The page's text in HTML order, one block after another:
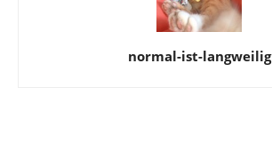
normal-ist-langweilig